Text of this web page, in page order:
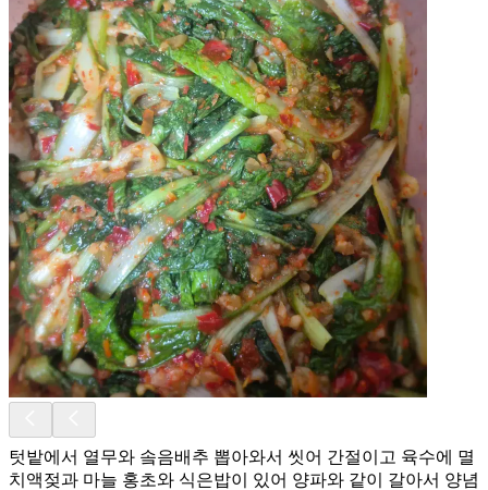
텃밭에서 열무와 솤음배추 뽑아와서 씻어 간절이고 육수에 멸
치액젖과 마늘 홍초와 식은밥이 있어 양파와 같이 갈아서 양념